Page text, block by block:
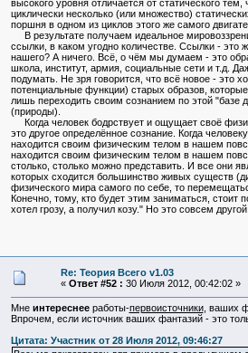
высокого уровня отличается от статического
циклически несколько (или множество)
поршня в одном из циклов этого же самого
В результате получаем идеальное
ссылки, в каком угодно количестве. Ссылки -
нашего? А ничего. Всё, о чём мы думаем - это
школа, институт, армия, социальные сети и т.д.
подумать. Не зря говорится, что всё новое - это
потенциальные функции) старых образов,
лишь переходить своим сознанием по этой "базе
(природы).
Когда человек бодрствует и ощущает своё
это другое определённое сознание. Когда
находится своим физическим телом в нашем
находится своим физическим телом в нашем
столько, столько можно представить. И все они
которых сходится большинство живых существ
физического мира самого по себе, то
Конечно, тому, кто будет этим заниматься,
хотел грозу, а получил козу." Но это совсем
Re: Теория Всего v1.03
« Ответ #52 : 30 Июля 2012, 00:42:02 »
Мне интереснееработы-первоисточники, ваших
Впрочем, если источник ваших фантазий - это
Цитата: Участник от 28 Июля 2012, 09:46:27